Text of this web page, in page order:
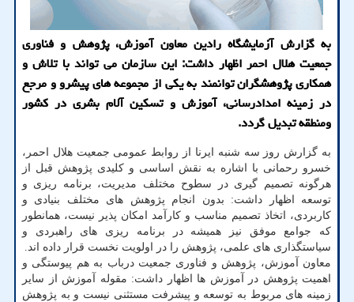
به گزارش آزمایشگاه رادین معاون آموزش، پژوهش و فناوری
جمعیت هلال احمر اظهار داشت: این سازمان می تواند با تلاش و
همکاری پژوهشگران توانمند به یکی از مجموعه های پیشرو و مرجع
در زمینه امدادرسانی، آموزش و تسکین آلام بشری در کشور
ومنطقه تبدیل گردد.
به گزارش روز سه شنبه ایرنا از روابط عمومی جمعیت هلال احمر،
خسرو رحمانی با اشاره به نقش اساسی و کلیدی پژوهش قبل از
هرگونه تصمیم گیری در سطوح مختلف مدیریت، برنامه ریزی و
توسعه اظهار داشت: بدون انجام پژوهش های مختلف بنیادی و
کاربردی، اتخاذ تصمیم مناسب و کارآمد امکان پذیر نیست، همانطور
که جوامع موفق نیز همیشه در برنامه ریزی های راهبردی و
سیاستگذاری های علمی، پژوهش را در اولویت نخست قرار داده اند.
معاون آموزش، پژوهش و فناوری جمعیت درباب به هم پیوستگی و
اهمیت پژوهش در آموزش ها اظهار داشت: مقوله آموزش از سایر
زمینه های مربوط به توسعه و پیشرفت مستثنی نیست و به پژوهش